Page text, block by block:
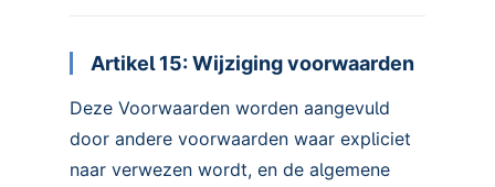
Artikel 15: Wijziging voorwaarden
Deze Voorwaarden worden aangevuld
door andere voorwaarden waar expliciet
naar verwezen wordt, en de algemene